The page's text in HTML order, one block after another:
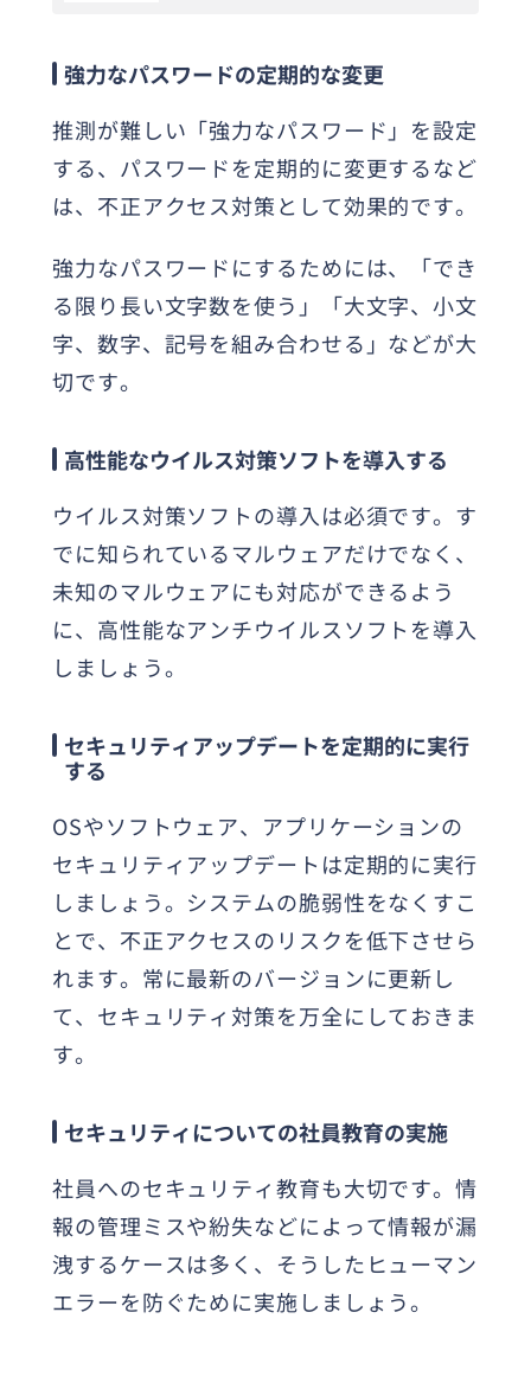
強力なパスワードの定期的な変更
推測が難しい「強力なパスワード」を設定
する、パスワードを定期的に変更するなど
は、不正アクセス対策として効果的です。
強力なパスワードにするためには、「でき
る限り長い文字数を使う」「大文字、小文
字、数字、記号を組み合わせる」などが大
切です。
高性能なウイルス対策ソフトを導入する
ウイルス対策ソフトの導入は必須です。す
でに知られているマルウェアだけでなく、
未知のマルウェアにも対応ができるよう
に、高性能なアンチウイルスソフトを導入
しましょう。
セキュリティアップデートを定期的に実行
する
OSやソフトウェア、アプリケーションの
セキュリティアップデートは定期的に実行
しましょう。システムの脆弱性をなくすこ
とで、不正アクセスのリスクを低下させら
れます。常に最新のバージョンに更新し
て、セキュリティ対策を万全にしておきま
す。
セキュリティについての社員教育の実施
社員へのセキュリティ教育も大切です。情
報の管理ミスや紛失などによって情報が漏
洩するケースは多く、そうしたヒューマン
エラーを防ぐために実施しましょう。